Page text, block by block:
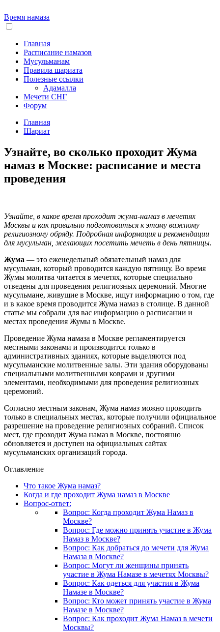
Время намаза
Главная
Расписание намазов
Мусульманам
Правила шариата
Полезные ссылки
Адамалла
Мечети СНГ
Форум
Главная
Шариат
Узнайте, во сколько проходит Жума
намаз в Москве: расписание и места
проведения
Узнайте, в какое время проходит жума-намаз в мечетях
Москвы и как правильно подготовиться к этому важному
религиозному обряду. Подробная информация и рекомендации
для мусульман, желающих посетить мечеть в день пятницы.
Жума — это еженедельный обязательный намаз для
мусульман, который проводится каждую пятницу. Во время
Жумы молитва читается в мечетях, которые специально
отведены для проведения религиозных церемоний. Многие
мусульмане, живущие в Москве, ищут информацию о том, где
и в какое время проводится Жума намаз в столице. В данной
статье мы собрали для вас информацию о расписании и
местах проведения Жумы в Москве.
Проведение Жума намаза в Москве регламентируется
местными законами и производится только в
административных зданиях, которые выделяются под
мусульманские молитвенные залы. Эти здания оборудованы
специальными молитвенными коврами и другими
элементами, необходимыми для проведения религиозных
церемоний.
Согласно местным законам, Жума намаз можно проводить
только в специальных местах, которые получили официальное
разрешение на проведение религиозных собраний. Список
мест, где проходит Жума намаз в Москве, постоянно
обновляется и доступен на официальных сайтах
мусульманских организаций города.
Оглавление
Что такое Жума намаз?
Когда и где проходит Жума намаз в Москве
Вопрос-ответ:
Вопрос: Когда проходит Жума Намаз в
Москве?
Вопрос: Где можно принять участие в Жума
Намаз в Москве?
Вопрос: Как добраться до мечети для Жума
Намаза в Москве?
Вопрос: Могут ли женщины принять
участие в Жума Намазе в мечетях Москвы?
Вопрос: Как одеться для участия в Жума
Намазе в Москве?
Вопрос: Кто может принять участие в Жума
Намазе в Москве?
Вопрос: Как проходит Жума Намаз в мечети
Москвы?